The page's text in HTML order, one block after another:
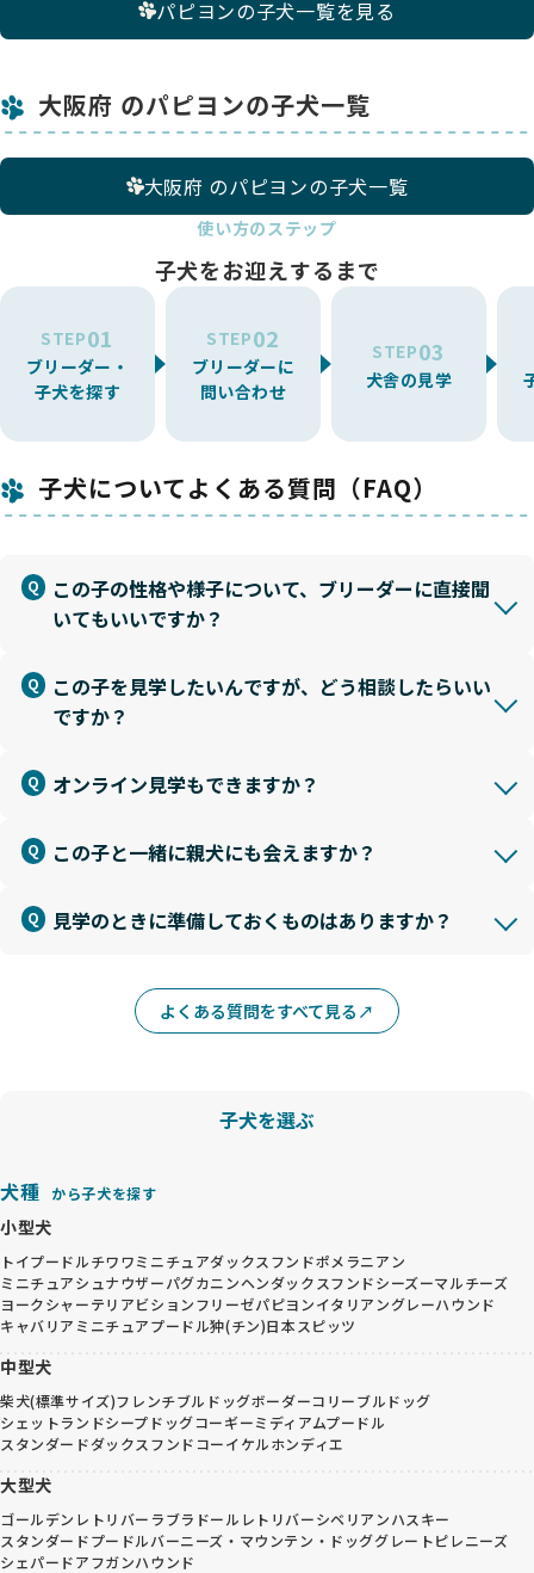
パピヨンの子犬一覧を見る
大阪府 のパピヨンの子犬一覧
大阪府 のパピヨンの子犬一覧
使い方のステップ
子犬をお迎えするまで
STEP01
ブリーダー・
子犬を探す
STEP02
ブリーダーに
問い合わせ
STEP03
犬舎の見学
子犬についてよくある質問（FAQ）
この子の性格や様子について、ブリーダーに直接聞
いてもいいですか？
この子を見学したいんですが、どう相談したらいい
ですか？
オンライン見学もできますか？
この子と一緒に親犬にも会えますか？
見学のときに準備しておくものはありますか？
よくある質問をすべて見る
子犬を選ぶ
犬種 から子犬を探す
小型犬
トイプードルチワワミニチュアダックスフンドポメラニアン
ミニチュアシュナウザーパグカニンヘンダックスフンドシーズーマルチーズ
ヨークシャーテリアビションフリーゼパピヨンイタリアングレーハウンド
キャバリア ミニチュアプードル狆(チン)日本スピッツ
中型犬
柴犬(標準サイズ)フレンチブルドッグボーダーコリーブルドッグ
シェットランドシープドッグコーギーミディアムプードル
スタンダードダックスフンドコーイケルホンディエ
大型犬
ゴールデンレトリバー ラブラドールレトリバーシベリアンハスキー
スタンダードプードルバーニーズ・マウンテン・ドッググレートピレニーズ
シェパードアフガンハウンド